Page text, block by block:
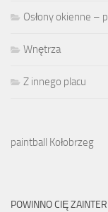
Osłony okienne –
Wnętrza
Z innego placu
paintball Kołobrzeg
POWINNO CIĘ